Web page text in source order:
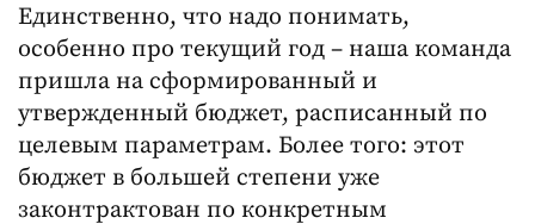
Единственно, что надо понимать,
особенно про текущий год – наша команда
пришла на сформированный и
утвержденный бюджет, расписанный по
целевым параметрам. Более того: этот
бюджет в большей степени уже
законтрактован по конкретным